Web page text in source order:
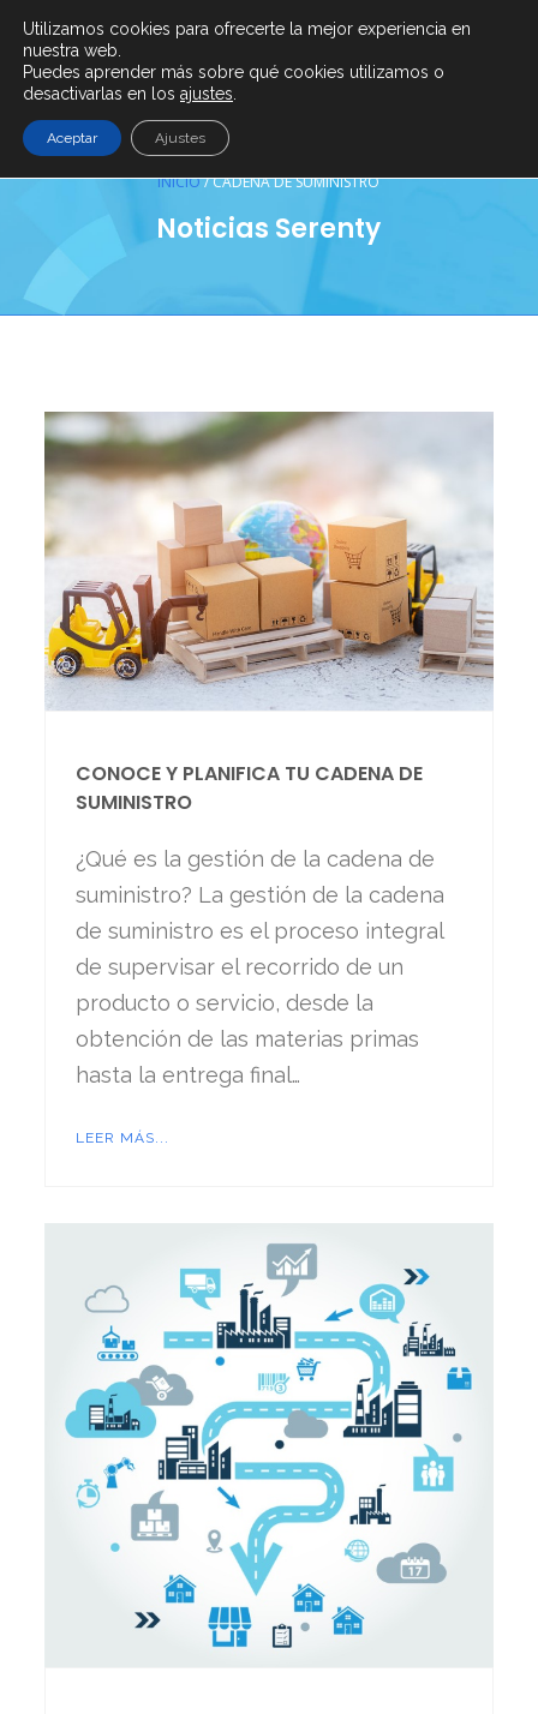
info@serenty.es + (34) 900 101 865
Noticias Serenty
INICIO/CADENA DE SUMINISTRO
CONOCE Y PLANIFICA TU CADENA DE
SUMINISTRO
¿Qué es la gestión de la cadena de
suministro? La gestión de la cadena
de suministro es el proceso integral
de supervisar el recorrido de un
producto o servicio, desde la
obtención de las materias primas
hasta la entrega final…
LEER MÁS...
Utilizamos cookies para ofrecerte la mejor experiencia en
nuestra web.
Puedes aprender más sobre qué cookies utilizamos o
desactivarlas en los ajustes
Aceptar Ajustes